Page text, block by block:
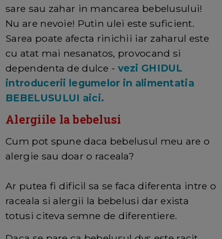
sare sau zahar in mancarea bebelusului!
Nu are nevoie! Putin ulei este suficient.
Sarea poate afecta rinichii iar zaharul este
cu atat mai nesanatos, provocand si
dependenta de dulce - vezi GHIDUL
introducerii legumelor in alimentatia
BEBELUSULUI aici.
Alergiile la bebelusi
Cum pot spune daca bebelusul meu are o
alergie sau doar o raceala?
Ar putea fi dificil sa se faca diferenta intre o
raceala si alergii la bebelusi dar exista
totusi citeva semne de diferentiere.